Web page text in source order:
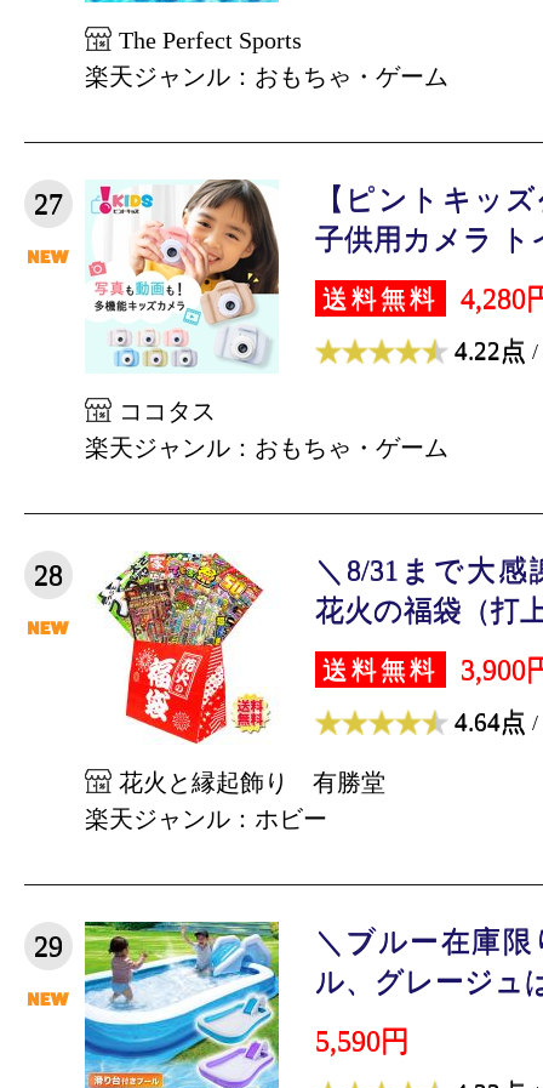
The Perfect Sports
楽天ジャンル：おもちゃ・ゲーム
27
【ピントキッ
子供用カメラ ト
送料無料 4,280
4.22点 /
ココタス
楽天ジャンル：おもちゃ・ゲーム
28
＼8/31まで大
花火の福袋（打
送料無料 3,900
4.64点 /
花火と縁起飾り 有勝堂
楽天ジャンル：ホビー
29
＼ブルー在庫
ル、グレージュ
5,590円